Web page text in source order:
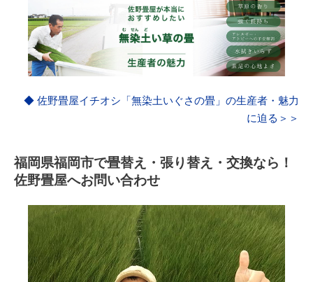
◆ 佐野畳屋イチオシ「無染土いぐさの畳」の生産者・魅力
に迫る＞＞
福岡県福岡市で畳替え・張り替え・交換なら！
佐野畳屋へお問い合わせ